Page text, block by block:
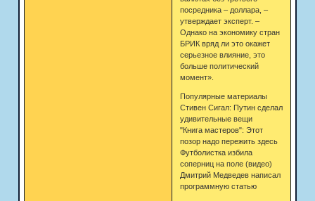
посредника – доллара, –
утверждает эксперт. –
Однако на экономику стран
БРИК вряд ли это окажет
серьезное влияние, это
больше политический
момент».
Популярные материалы
Стивен Сигал: Путин сделал
удивительные вещи
"Книга мастеров": Этот
позор надо пережить здесь
Футболистка избила
соперниц на поле (видео)
Дмитрий Медведев написал
программную статью